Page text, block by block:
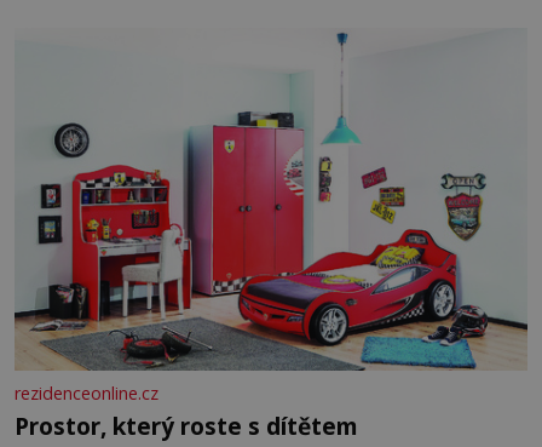
rezidenceonline.cz
Prostor, který roste s dítětem